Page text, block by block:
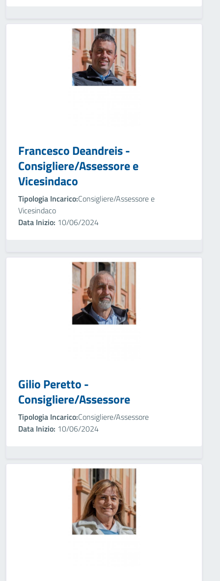
Francesco Deandreis -
Consigliere/Assessore e
Vicesindaco
Tipologia Incarico:Consigliere/Assessore e
Vicesindaco
Data Inizio: 10/06/2024
Gilio Peretto -
Consigliere/Assessore
Tipologia Incarico:Consigliere/Assessore
Data Inizio: 10/06/2024